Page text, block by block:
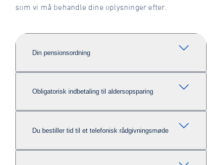
som vi må behandle dine oplysninger efter.
Din pensionsordning
Obligatorisk indbetaling til aldersopsparing
Du bestiller tid til et telefonisk rådgivningsmøde